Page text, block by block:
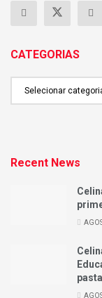
CATEGORIAS
Recent News
pasta